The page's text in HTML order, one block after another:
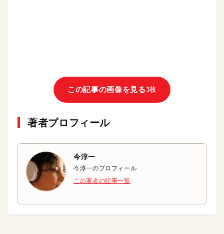
この記事の画像を見る3枚
著者プロフィール
今淳一
今淳一のプロフィール
この著者の記事一覧